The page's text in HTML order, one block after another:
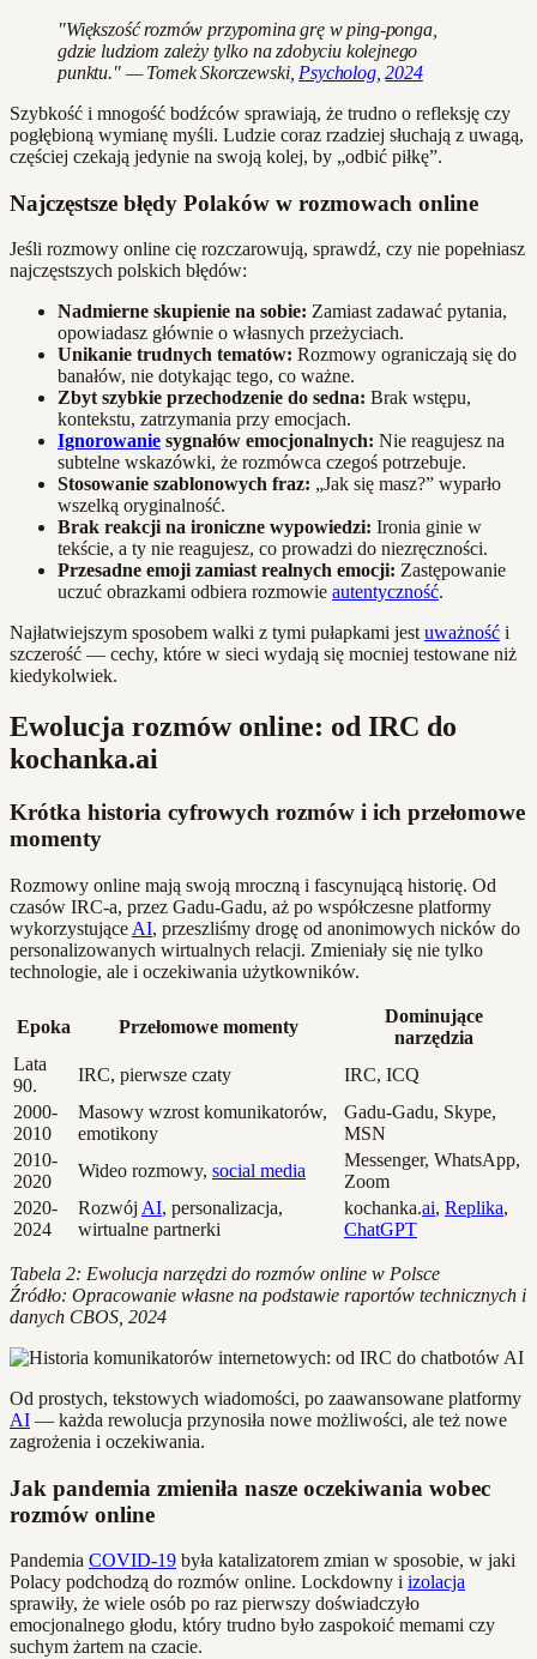
"Większość rozmów przypomina grę w ping-ponga,
gdzie ludziom zależy tylko na zdobyciu kolejnego
punktu." — Tomek Skorczewski, Psycholog,2024
Szybkość i mnogość bodźców sprawiają, że trudno o refleksję czy
pogłębioną wymianę myśli. Ludzie coraz rzadziej słuchają z uwagą,
częściej czekają jedynie na swoją kolej, by „odbić piłkę”.
Najczęstsze błędy Polaków w rozmowach online
Jeśli rozmowy online cię rozczarowują, sprawdź, czy nie popełniasz
najczęstszych polskich błędów:
Nadmierne skupienie na sobie: Zamiast zadawać pytania,
opowiadasz głównie o własnych przeżyciach.
Unikanie trudnych tematów: Rozmowy ograniczają się do
banałów, nie dotykając tego, co ważne.
Zbyt szybkie przechodzenie do sedna: Brak wstępu,
kontekstu, zatrzymania przy emocjach.
Ignorowanie sygnałów emocjonalnych: Nie reagujesz na
subtelne wskazówki, że rozmówca czegoś potrzebuje.
Stosowanie szablonowych fraz: „Jak się masz?” wyparło
wszelką oryginalność.
Brak reakcji na ironiczne wypowiedzi: Ironia ginie w
tekście, a ty nie reagujesz, co prowadzi do niezręczności.
Przesadne emoji zamiast realnych emocji: Zastępowanie
uczuć obrazkami odbiera rozmowie autentyczność.
Najłatwiejszym sposobem walki z tymi pułapkami jest uważność i
szczerość — cechy, które w sieci wydają się mocniej testowane niż
kiedykolwiek.
Ewolucja rozmów online: od IRC do
kochanka.ai
Krótka historia cyfrowych rozmów i ich przełomowe
momenty
Rozmowy online mają swoją mroczną i fascynującą historię. Od
czasów IRC-a, przez Gadu-Gadu, aż po współczesne platformy
wykorzystujące AI, przeszliśmy drogę od anonimowych nicków do
personalizowanych wirtualnych relacji. Zmieniały się nie tylko
technologie, ale i oczekiwania użytkowników.
Epoka Przełomowe momenty
Dominujące
narzędzia
Lata
90.
IRC, pierwsze czaty
IRC, ICQ
2000-
2010
Masowy wzrost komunikatorów,
emotikony
Gadu-Gadu, Skype,
MSN
2010-
2020
Wideo rozmowy, social media
Messenger, WhatsApp,
Zoom
2020-
2024
Rozwój AI, personalizacja,
wirtualne partnerki
kochanka.ai, Replika,
ChatGPT
Tabela 2: Ewolucja narzędzi do rozmów online w Polsce
Źródło: Opracowanie własne na podstawie raportów technicznych i
danych CBOS, 2024
Od prostych, tekstowych wiadomości, po zaawansowane platformy
AI — każda rewolucja przynosiła nowe możliwości, ale też nowe
zagrożenia i oczekiwania.
Jak pandemia zmieniła nasze oczekiwania wobec
rozmów online
Pandemia COVID-19 była katalizatorem zmian w sposobie, w jaki
Polacy podchodzą do rozmów online. Lockdowny i izolacja
sprawiły, że wiele osób po raz pierwszy doświadczyło
emocjonalnego głodu, który trudno było zaspokoić memami czy
suchym żartem na czacie.